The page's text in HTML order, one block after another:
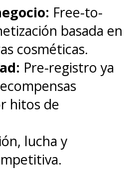
Free-to-
basada en
cosméticas.
Pre-registro ya
hitos de
lucha y